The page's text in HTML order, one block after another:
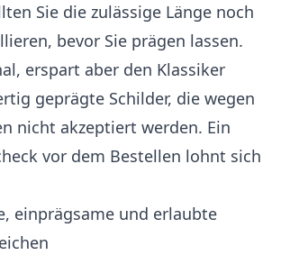
Sie die zulässige Länge noch
bevor Sie prägen lassen.
erspart aber den Klassiker
geprägte Schilder, die wegen
nicht akzeptiert werden. Ein
vor dem Bestellen lohnt sich
einprägsame und erlaubte